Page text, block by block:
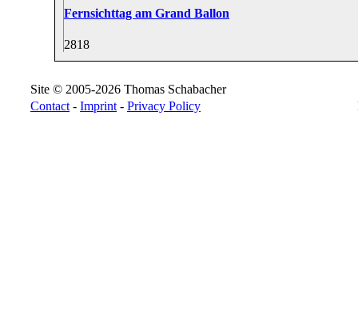
Fernsichttag am Grand Ballon
2818
Site © 2005-2026 Thomas Schabacher
Contact - Imprint - Privacy Policy